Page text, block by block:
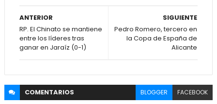
SIGUIENTE
Pedro Romero, tercero en
la Copa de España de
Alicante
ANTERIOR
RP. El Chinato se mantiene
entre los líderes tras
ganar en Jaraíz (0-1)
COMENTARIOS BLOGGER FACEBOOK